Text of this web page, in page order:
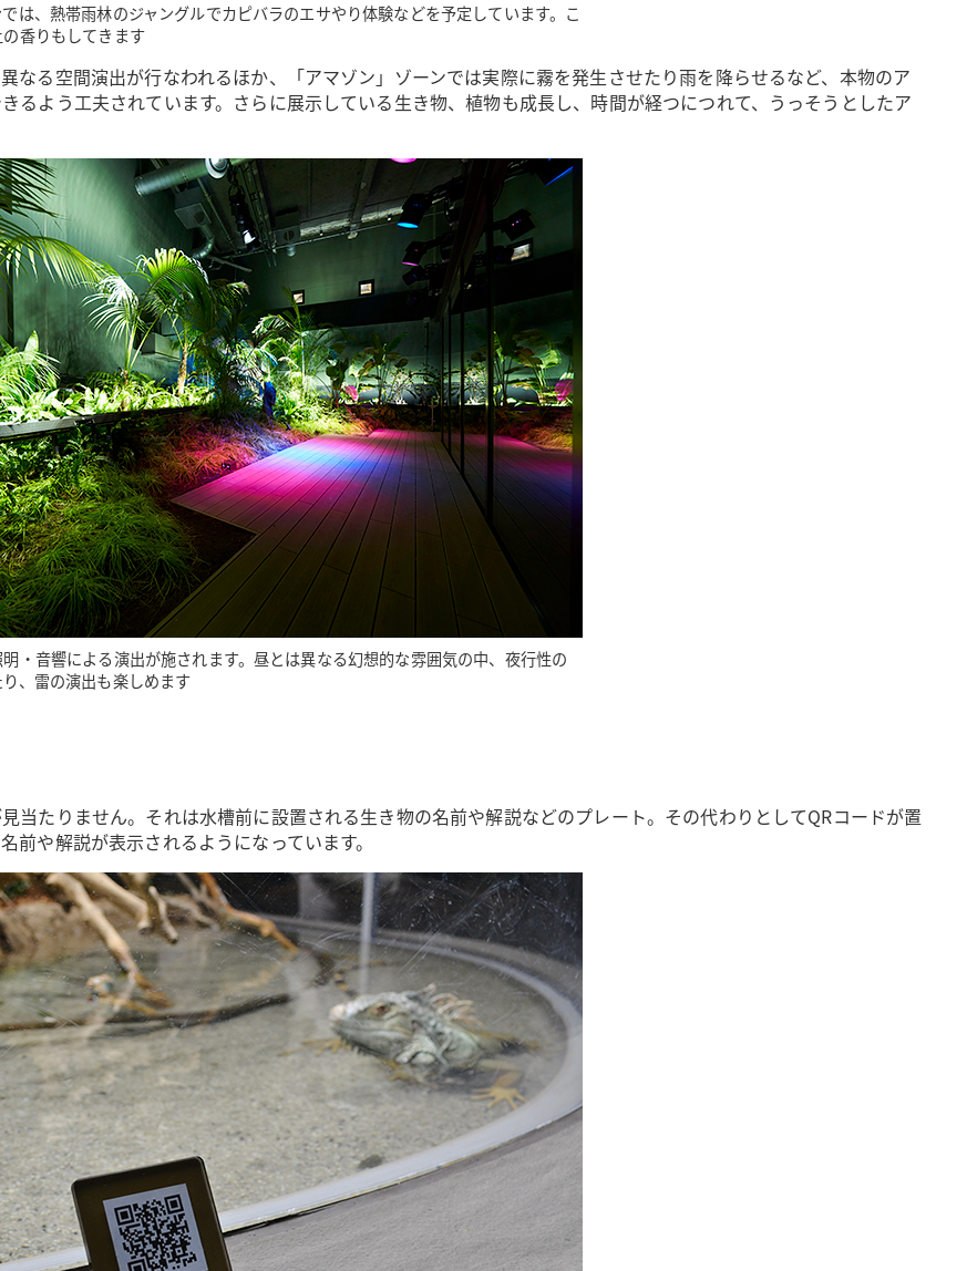
では、熱帯雨林のジャングルでカピバラのエサやり体験などを予定しています。こ
香りもしてきます
なる空間演出が行なわれるほか、「アマゾン」ゾーンでは実際に霧を発生させたり雨を降らせるなど、本物のア
るよう工夫されています。さらに展示している生き物、植物も成長し、時間が経つにつれて、うっそうとしたア
・音響による演出が施されます。昼とは異なる幻想的な雰囲気の中、夜行性の
、雷の演出も楽しめます
当たりません。それは水槽前に設置される生き物の名前や解説などのプレート。その代わりとしてQRコードが置
や解説が表示されるようになっています。